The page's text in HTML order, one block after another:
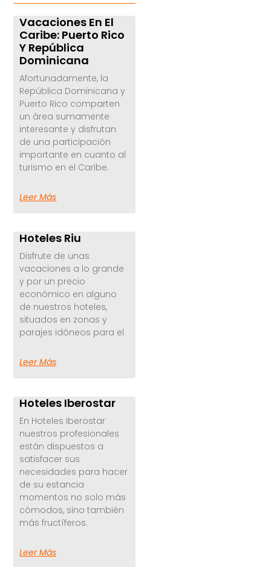
Vacaciones En El
Caribe: Puerto Rico
Y República
Dominicana
Afortunadamente, la
República Dominicana y
Puerto Rico comparten
un área sumamente
interesante y disfrutan
de una participación
importante en cuanto al
turismo en el Caribe.
Leer Más
Hoteles Riu
Disfrute de unas
vacaciones a lo grande
y por un precio
económico en alguno
de nuestros hoteles,
situados en zonas y
parajes idóneos para el
Leer Más
Hoteles Iberostar
En Hoteles Iberostar
nuestros profesionales
están dispuestos a
satisfacer sus
necesidades para hacer
de su estancia
momentos no solo más
cómodos, sino también
más fructíferos.
Leer Más